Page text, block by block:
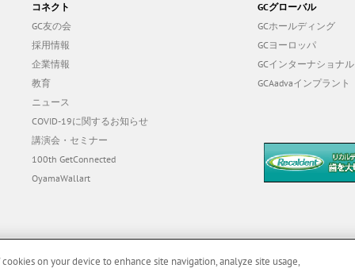
コネクト
GC友の会
採用情報
企業情報
教育
ニュース
COVID-19に関するお知らせ
講演会・セミナー
100th GetConnected
OyamaWallart
GCグローバル
GCホールディング
GCヨーロッパ
GCインターナショナル
GCAadvaインプラント
on your device to enhance site navigation, analyze site usage,